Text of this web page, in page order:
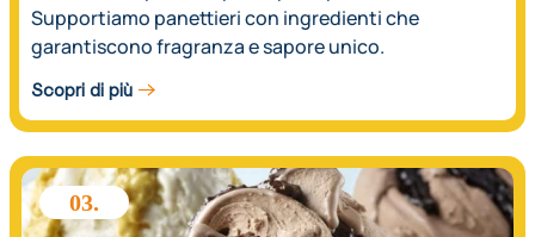
Supportiamo panettieri con ingredienti che
garantiscono fragranza e sapore unico.
Scopri di più
03.